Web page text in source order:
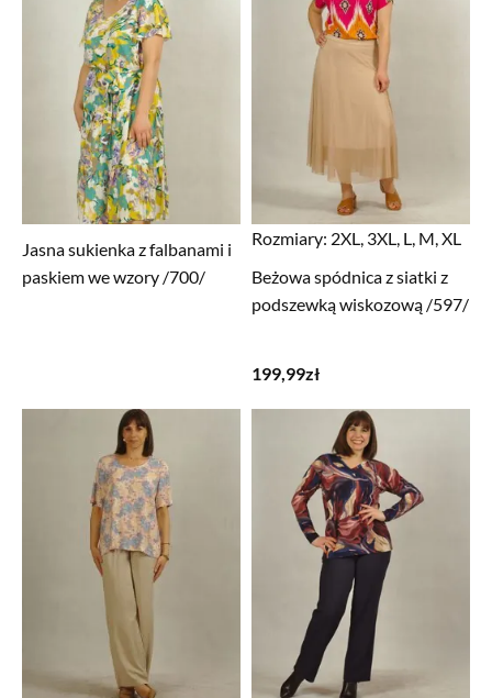
Jasna sukienka z falbanami i
paskiem we wzory /700/
Rozmiary: 2XL, 3XL, L, M, XL
Beżowa spódnica z siatki z
podszewką wiskozową /597/
199,99zł